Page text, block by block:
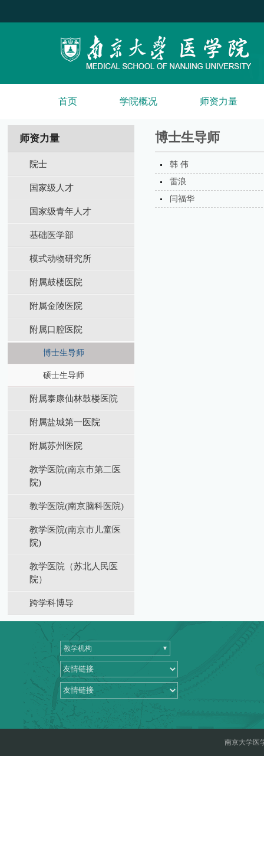
首页 学院概况 师资力量
师资力量
院士
国家级人才
国家级青年人才
基础医学部
模式动物研究所
附属鼓楼医院
附属金陵医院
附属口腔医院
博士生导师
硕士生导师
附属泰康仙林鼓楼医院
附属盐城第⼀医院
附属苏州医院
教学医院(南京市第二医
院)
教学医院(南京脑科医院)
教学医院(南京市儿童医
院)
教学医院（苏北⼈⺠医
院）
跨学科博导
博士生导师
韩 伟
雷浪
闫福华
教学机构
南京大学医